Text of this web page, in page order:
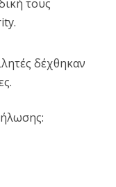
τους
δέχθηκαν